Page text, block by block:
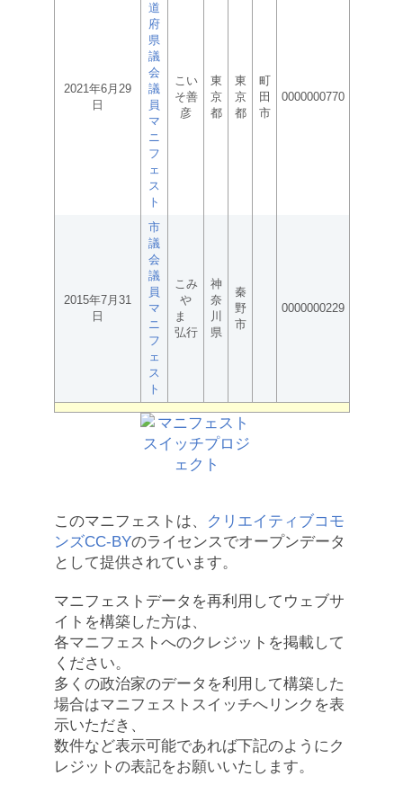
2021年6月29
日
道
府
県
議
会
議
員
マ
ニ
フ
ェ
ス
ト
こい
そ善
彦
東
京
都
東
京
都
町
田
市
0000000770
2015年7月31
日
市
議
会
議
員
マ
ニ
フ
ェ
ス
ト
こみ
や
ま
弘行
神
奈
川
県
秦
野
市
0000000229
このマニフェストは、
クリエイティブコモ
ンズCC-BYのライセンスでオープンデータ
として提供されています。
マニフェストデータを再利用してウェブサ
イトを構築した方は、
各マニフェストへのクレジットを掲載して
ください。
多くの政治家のデータを利用して構築した
場合はマニフェストスイッチへリンクを表
示いただき、
数件など表示可能であれば下記のようにク
レジットの表記をお願いいたします。